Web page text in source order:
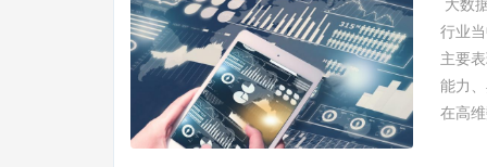
行业
主要
能力
在高